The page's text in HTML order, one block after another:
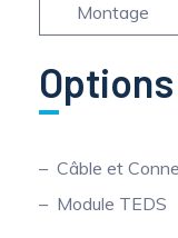
Montage
Options
Câble et
Module TEDS